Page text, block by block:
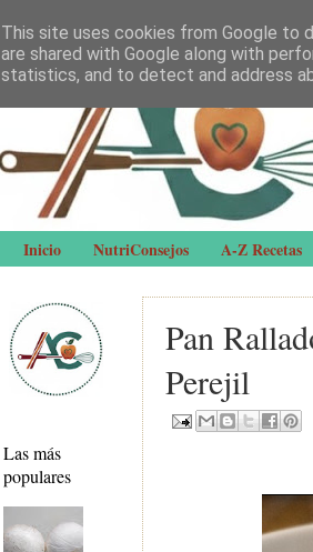
Inicio NutriConsejos A-Z Recetas
Pan
Perejil
Las más
populares
This site uses cookies from Google to
are shared with Google along with
statistics, and to detect and address